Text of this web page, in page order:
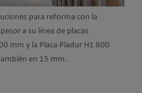
para reforma con la
a su línea de placas
mm y la Placa Pladur H1 800
en 15 mm.